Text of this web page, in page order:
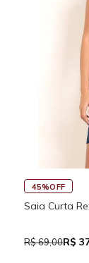
45%OFF
Saia Curta
R$ 69,00R$